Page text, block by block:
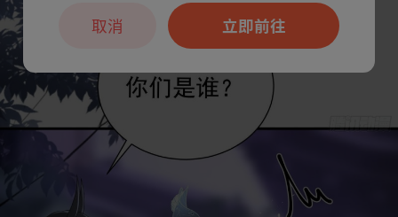
立即前往
取消